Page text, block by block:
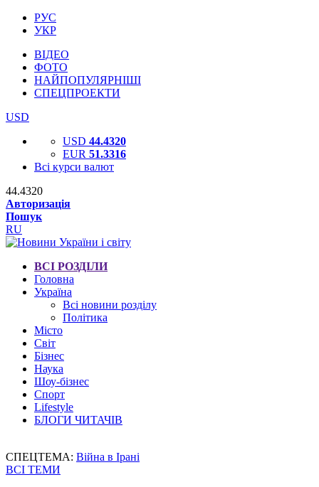
РУС
УКР
ВІДЕО
ФОТО
НАЙПОПУЛЯРНІШІ
СПЕЦПРОЕКТИ
USD
USD 44.4320
EUR 51.3316
Всі курси валют
44.4320
Авторизація
Пошук
RU
ВСІ РОЗДІЛИ
Головна
Україна
Всі новини розділу
Політика
Місто
Світ
Бізнес
Наука
Шоу-бізнес
Спорт
Lifestyle
БЛОГИ ЧИТАЧІВ
СПЕЦТЕМА: Війна в Ірані
ВСІ ТЕМИ